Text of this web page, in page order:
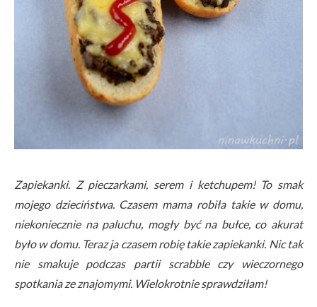
Zapiekanki. Z pieczarkami, serem i ketchupem! To smak
mojego dzieciństwa. Czasem mama robiła takie w domu,
niekoniecznie na paluchu, mogły być na bułce, co akurat
było w domu. Teraz ja czasem robię takie zapiekanki. Nic tak
nie smakuje podczas partii scrabble czy wieczornego
spotkania ze znajomymi. Wielokrotnie sprawdziłam!